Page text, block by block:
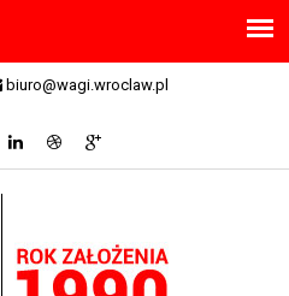
biuro@wagi.wroclaw.pl